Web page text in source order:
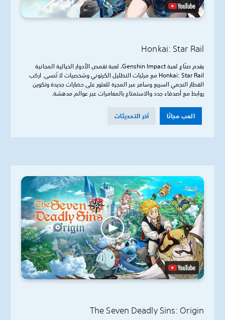
Honkai: Star Rail
يقدم صنّاع لعبة Genshin Impact، لعبة تقمص الأدوار الخيالية المجانية
Honkai: Star Rail مع مرئيات التظليل الكرتوني وشخصيات لا تُنسى. اركب
القطار النجمي السريع وسافر عبر المجرة للعثور على حضارات جديدة وتكوين
روابط مع أصدقاء جدد والاستمتاع بالمغامرات عبر عوالم مدهشة.
العب مجانًا آخر التحديثات
The Seven Deadly Sins: Origin